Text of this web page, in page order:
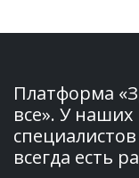
Платформа
все». У наших
специалистов
всегда есть